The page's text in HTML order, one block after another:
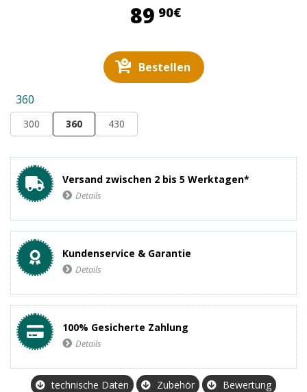
89 90€89,90 €
Bestellen
360
300 360 430
Versand zwischen 2 bis 5 Werktagen*
Details
Kundenservice & Garantie
Details
100% Gesicherte Zahlung
Details
technische Daten Zubehör Bewertung